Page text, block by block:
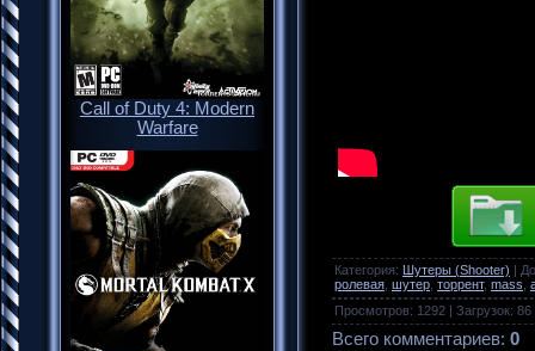
Call of Duty 4: Modern
Warfare
Категория: Шутеры (Shooter)
ролевая, шутер, торрент, mass,
Просмотров: 1292 Загрузок: 86
Всего комментариев: 0